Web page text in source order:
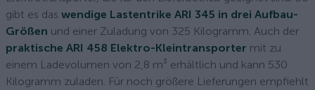
gibt es das wendige Lastentrike ARI 345 in drei Aufbau-
Größen und einer Zuladung von 325 Kilogramm. Auch der
praktische ARI 458 Elektro-Kleintransporter mit zu
einem Ladevolumen von 2,8 m³ erhältlich und kann 530
Kilogramm zuladen. Für noch größere Lieferungen empfiehlt